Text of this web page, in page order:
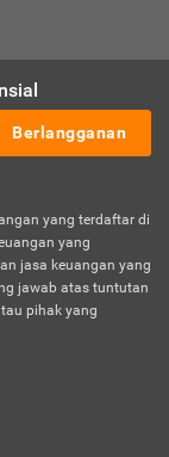
Berlangganan
yang terdaftar di
yang
jasa keuangan yang
jawab atas tuntutan
pihak yang